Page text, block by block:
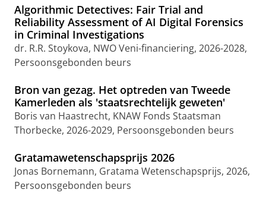
Algorithmic Detectives: Fair Trial and
Reliability Assessment of AI Digital Forensics
in Criminal Investigations
dr. R.R. Stoykova, NWO Veni-financiering, 2026-2028,
Persoonsgebonden beurs
Bron van gezag. Het optreden van Tweede
Kamerleden als 'staatsrechtelijk geweten'
Boris van Haastrecht, KNAW Fonds Staatsman
Thorbecke, 2026-2029, Persoonsgebonden beurs
Gratamawetenschapsprijs 2026
Jonas Bornemann, Gratama Wetenschapsprijs, 2026,
Persoonsgebonden beurs